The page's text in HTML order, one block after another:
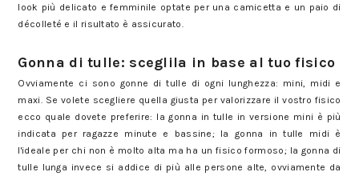
look più delicato e femminile optate per una camicetta e un paio di
décolleté e il risultato è assicurato.
Gonna di tulle: sceglila in base al tuo fisico
Ovviamente ci sono gonne di tulle di ogni lunghezza: mini, midi e
maxi. Se volete scegliere quella giusta per valorizzare il vostro fisico
ecco quale dovete preferire: la gonna in tulle in versione mini è più
indicata per ragazze minute e bassine; la gonna in tulle midi è
l'ideale per chi non è molto alta ma ha un fisico formoso; la gonna di
tulle lunga invece si addice di più alle persone alte, ovviamente da